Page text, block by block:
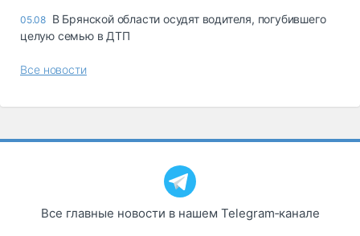
05.08 В Брянской области осудят водителя, погубившего
целую семью в ДТП
Все новости
Все главные новости в нашем Telegram‑канале